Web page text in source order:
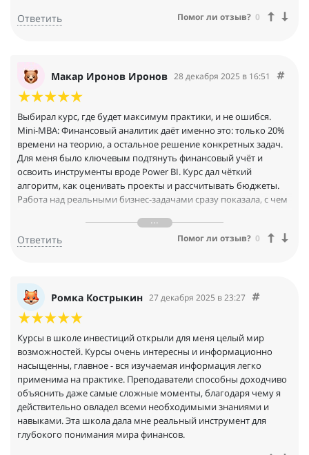
Ответить Помог ли отзыв? 0
Макар Иронов Иронов 28 декабря 2025 в 16:51
Выбирал курс, где будет максимум практики, и не ошибся.
Mini-MBA: Финансовый аналитик даёт именно это: только 20%
времени на теорию, а остальное решение конкретных задач.
Для меня было ключевым подтянуть финансовый учёт и
освоить инструменты вроде Power BI. Курс дал чёткий
алгоритм, как оценивать проекты и рассчитывать бюджеты.
Работа над реальными бизнес-задачами сразу показала, с чем
полноценно анализировать компанию, строить прогнозы и
презентовать результаты чувствую себя подготовленным
Ответить Помог ли отзыв? 0
Ромка Кострыкин 27 декабря 2025 в 23:27
Курсы в школе инвестиций открыли для меня целый мир
возможностей. Курсы очень интересны и информационно
насыщенны, главное - вся изучаемая информация легко
применима на практике. Преподаватели способны доходчиво
объяснить даже самые сложные моменты, благодаря чему я
действительно овладел всеми необходимыми знаниями и
навыками. Эта школа дала мне реальный инструмент для
глубокого понимания мира финансов.